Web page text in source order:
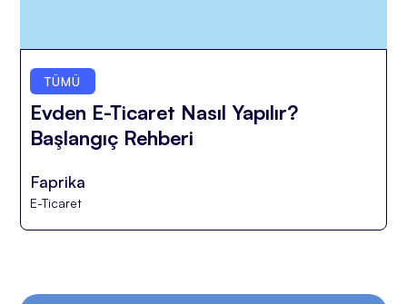
TÜMÜ
Evden E-Ticaret Nasıl Yapılır?
Başlangıç Rehberi
Faprika
E-Ticaret